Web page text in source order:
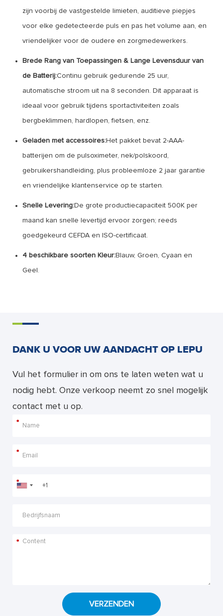
zijn voorbij de vastgestelde limieten, auditieve piepjes
voor elke gedetecteerde puls en pas het volume aan, en
vriendelijker voor de oudere en zorgmedewerkers.
Brede Rang van Toepassingen & Lange Levensduur van
de Batterij:Continu gebruik gedurende 25 uur,
automatische stroom uit na 8 seconden. Dit apparaat is
ideaal voor gebruik tijdens sportactiviteiten zoals
bergbeklimmen, hardlopen, fietsen, enz.
Geladen met accessoires:Het pakket bevat 2-AAA-
batterijen om de pulsoximeter, nek/polskoord,
gebruikershandleiding, plus probleemloze 2 jaar garantie
en vriendelijke klantenservice op te starten.
Snelle Levering:De grote productiecapaciteit 500K per
maand kan snelle levertijd ervoor zorgen; reeds
goedgekeurd CEFDA en ISO-certificaat.
4 beschikbare soorten Kleur:Blauw, Groen, Cyaan en
Geel.
DANK U VOOR UW AANDACHT OP LEPU
Vul het formulier in om ons te laten weten wat u
nodig hebt. Onze verkoop neemt zo snel mogelijk
contact met u op.
*
*
*
*
VERZENDEN